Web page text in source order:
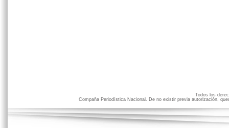
Todos los
Compaña Periodística Nacional. De no existir previa autorización,